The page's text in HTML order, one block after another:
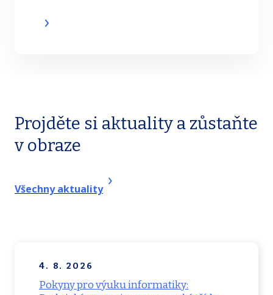
Projděte si aktuality a zůstaňte
v obraze
Všechny aktuality
4. 8. 2026
Pokyny pro výuku informatiky: